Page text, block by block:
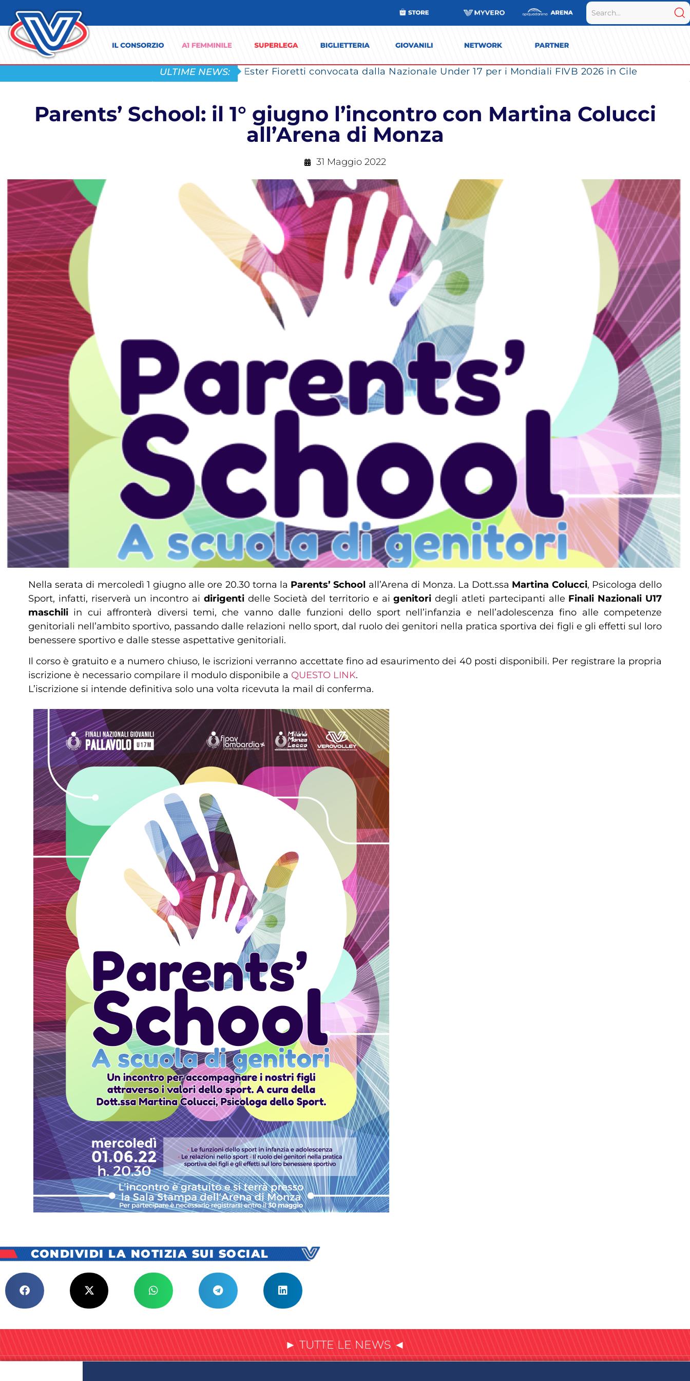
ULTIME NEWS: Ester Fioretti convocata dalla Nazionale Under 17 per i Mondiali FIVB 2026 in Cile
Parents’ School: il 1° giugno l’incontro con Martina Colucci
all’Arena di Monza
31 Maggio 2022
Nella serata di mercoledì 1 giugno alle ore 20.30 torna la Parents’ School all’Arena di Monza. La Dott.ssa Martina Colucci, Psicologa dello
Sport, infatti, riserverà un incontro ai dirigentidelle Società del territorio e aigenitori degli atleti partecipanti alle Finali Nazionali U17
maschili in cui affronterà diversi temi, che vanno dalle funzioni dello sport nell’infanzia e nell’adolescenza fino alle competenze
genitoriali nell’ambito sportivo, passando dalle relazioni nello sport, dal ruolo dei genitori nella pratica sportiva dei figli e gli effetti sul loro
benessere sportivo e dalle stesse aspettative genitoriali.
Il corso è gratuito e a numero chiuso, le iscrizioni verranno accettate fino ad esaurimento dei 40 posti disponibili. Per registrare la propria
iscrizione è necessario compilare il modulo disponibile a QUESTO LINK.
L’iscrizione si intende definitiva solo una volta ricevuta la mail di conferma.
CONDIVIDI LA NOTIZIA SUI SOCIAL
► TUTTE LE NEWS ◄